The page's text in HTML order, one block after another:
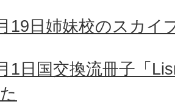
19日姉妹校のスカイ
1日国交換流冊子「